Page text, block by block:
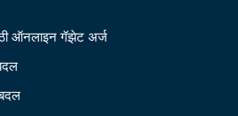
ऑनलाइन गॅझेट अर्ज